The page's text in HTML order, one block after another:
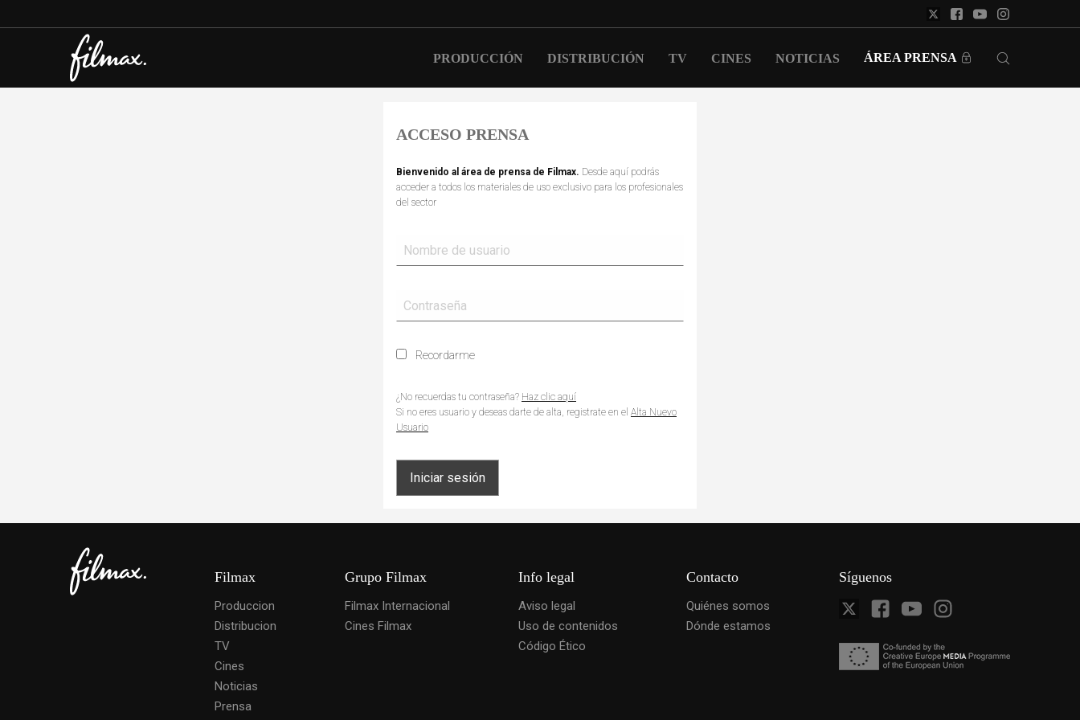
PRODUCCIÓN DISTRIBUCIÓN TV CINES NOTICIAS ÁREA PRENSA
ACCESO PRENSA
Bienvenido al área de prensa de Filmax. Desde aquí podrás
acceder a todos los materiales de uso exclusivo para los profesionales
del sector
Recordarme
¿No recuerdas tu contraseña? Haz clic aquí
Si no eres usuario y deseas darte de alta, registrate en el Alta Nuevo
Usuario
Filmax
Produccion
Distribucion
TV
Cines
Noticias
Prensa
Grupo Filmax
Filmax Internacional
Cines Filmax
Info legal
Aviso legal
Uso de contenidos
Código Ético
Contacto
Quiénes somos
Dónde estamos
Síguenos